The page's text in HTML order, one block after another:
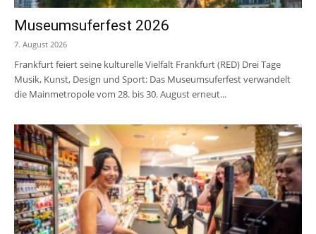
Museumsuferfest 2026
7. August 2026
Frankfurt feiert seine kulturelle Vielfalt Frankfurt (RED) Drei Tage
Musik, Kunst, Design und Sport: Das Museumsuferfest verwandelt
die Mainmetropole vom 28. bis 30. August erneut...